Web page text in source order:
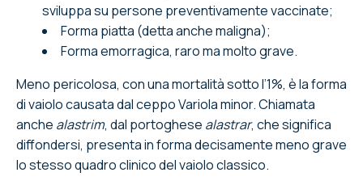
sviluppa su persone preventivamente vaccinate;
Forma piatta (detta anche maligna);
Forma emorragica, raro ma molto grave.
Meno pericolosa, con una mortalità sotto l’1%, è la forma
di vaiolo causata dal ceppo Variola minor. Chiamata
anche alastrim, dal portoghese alastrar, che significa
diffondersi, presenta in forma decisamente meno grave
lo stesso quadro clinico del vaiolo classico.